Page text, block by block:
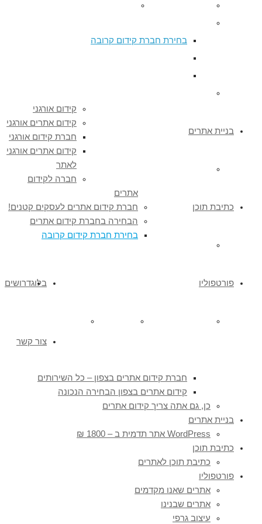
חברה לקידום אתרים
בחירת חברת קידום קרובה
בניית אתרים
כתיבת תוכן
פורטפוליו
אתרים שאנו מקדמים אתרים שבנינו
בלוגדרושים
צור קשר
קידום אורגני
קידום אתרים אורגני
חברת קידום אורגני
קידום אתרים אורגני
לאתר
חברה לקידום
אתרים
חברת קידום אתרים לעסקים קטנים!
הבחירה בחברת קידום אתרים
בחירת חברת קידום קרובה
חברת קידום אתרים בצפון – כל השירותים
קידום אתרים בצפון הבחירה הנכונה
כן, גם אתה צריך קידום אתרים
בניית אתרים
WordPress אתר תדמית ב – 1800 ₪
כתיבת תוכן
כתיבת תוכן לאתרים
פורטפוליו
אתרים שאנו מקדמים
אתרים שבנינו
עיצוב גרפי